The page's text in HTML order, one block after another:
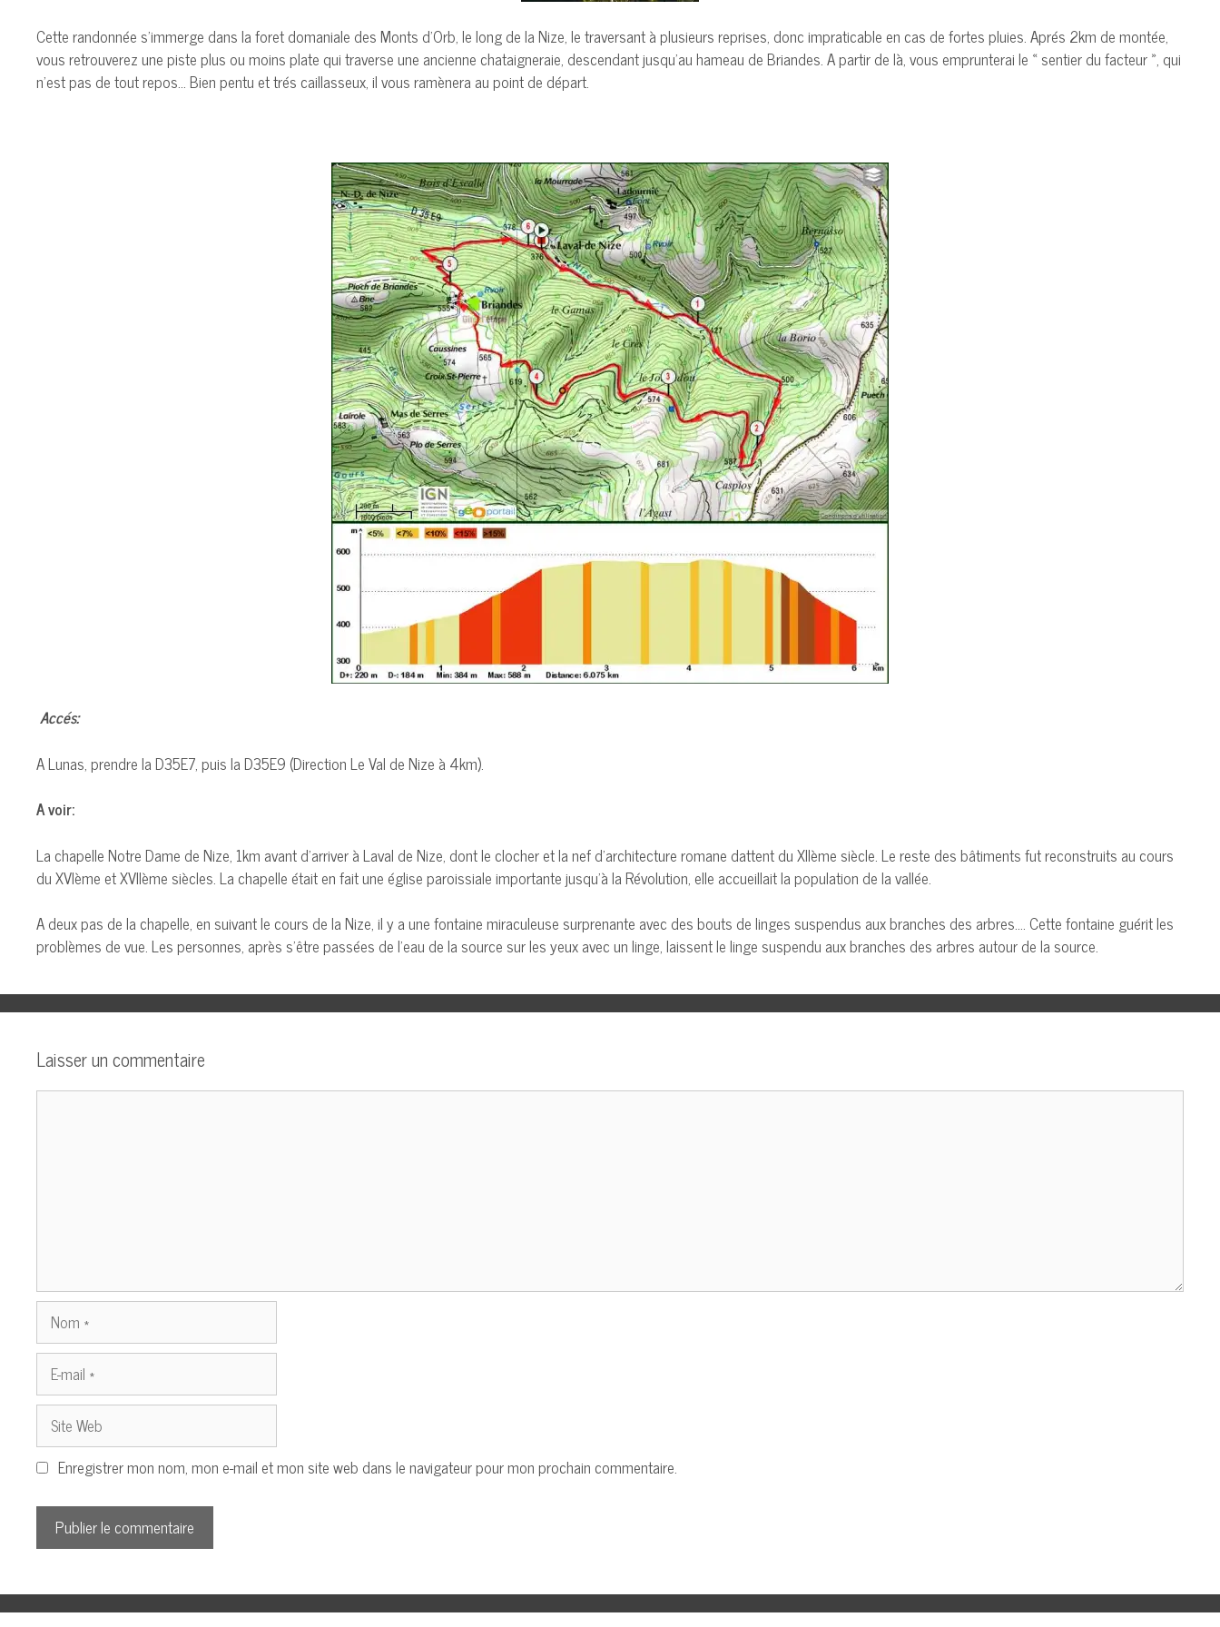
Cette randonnée s’immerge dans la foret domaniale des Monts d’Orb, le long de la Nize, le traversant à plusieurs reprises, donc impraticable en cas de fortes pluies. Aprés 2km de montée,
vous retrouverez une piste plus ou moins plate qui traverse une ancienne chataigneraie, descendant jusqu’au hameau de Briandes. A partir de là, vous emprunterai le « sentier du facteur », qui
n’est pas de tout repos… Bien pentu et trés caillasseux, il vous ramènera au point de départ.
Accés:
A Lunas, prendre la D35E7, puis la D35E9 (Direction Le Val de Nize à 4km).
A voir:
La chapelle Notre Dame de Nize, 1km avant d’arriver à Laval de Nize, dont le clocher et la nef d’architecture romane dattent du XIIème siècle. Le reste des bâtiments fut reconstruits au cours
du XVIème et XVIIème siècles. La chapelle était en fait une église paroissiale importante jusqu’à la Révolution, elle accueillait la population de la vallée.
A deux pas de la chapelle, en suivant le cours de la Nize, il y a une fontaine miraculeuse surprenante avec des bouts de linges suspendus aux branches des arbres…. Cette fontaine guérit les
problèmes de vue. Les personnes, après s’être passées de l’eau de la source sur les yeux avec un linge, laissent le linge suspendu aux branches des arbres autour de la source.
Laisser un commentaire
Nom
mail
Site
Web
Enregistrer mon nom, mon e-mail et mon site web dans le navigateur pour mon prochain commentaire.